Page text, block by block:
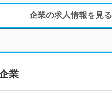
企業の求人情報を見る
業